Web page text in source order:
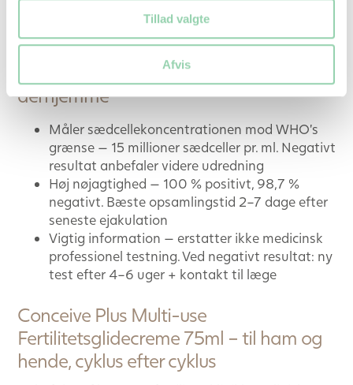
Tillad valgte
Afvis
Babyplan Sædkvalitetstest – diskret
fertilitetsscreening til manden,
derhjemme
Måler sædcellekoncentrationen mod WHO’s
grænse — 15 millioner sædceller pr. ml. Negativt
resultat anbefaler videre udredning
Høj nøjagtighed — 100 % positivt, 98,7 %
negativt. Bæste opsamlingstid 2–7 dage efter
seneste ejakulation
Vigtig information — erstatter ikke medicinsk
professionel testning. Ved negativt resultat: ny
test efter 4–6 uger + kontakt til læge
Conceive Plus Multi-use
Fertilitetsglidecreme 75ml – til ham og
hende, cyklus efter cyklus